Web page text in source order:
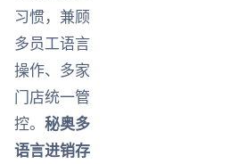
习惯，兼顾
多员工语言
操作、多家
门店统一管
控。 秘奥多
语言进销存